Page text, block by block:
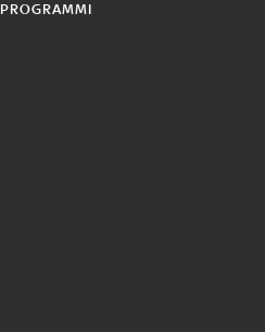
PROGRAMMI